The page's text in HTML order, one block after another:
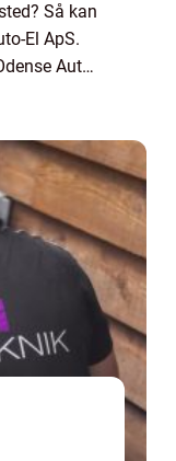
Så kan
El ApS.
Auto-